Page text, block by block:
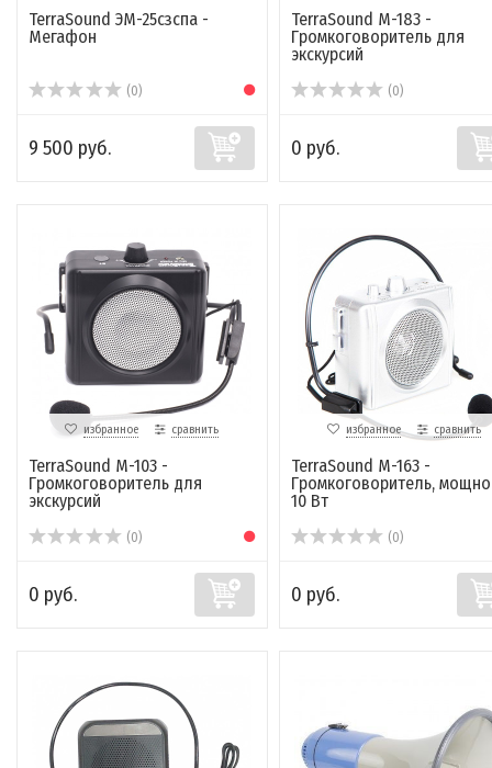
TerraSound ЭМ-25сзспа -
Мегафон
(0)
9 500 руб.
TerraSound M-183 -
Громкоговоритель для
экскурсий
(0)
0 руб.
избранное сравнить
TerraSound M-103 -
Громкоговоритель для
экскурсий
(0)
0 руб.
избранное сравнить
TerraSound M-163 -
Громкоговоритель,
10 Вт
(0)
0 руб.